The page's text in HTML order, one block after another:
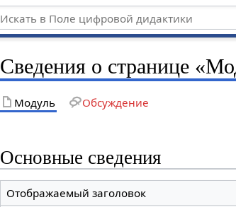
Сведения о странице
Модуль Обсуждение
Основные сведения
Отображаемый заголовок